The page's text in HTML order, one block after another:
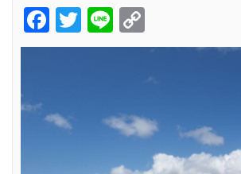
Facebook
Twitter
Line
Link